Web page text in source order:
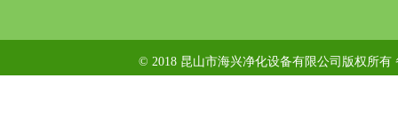
© 2018 昆山市海兴净化设备有限公司版权所有